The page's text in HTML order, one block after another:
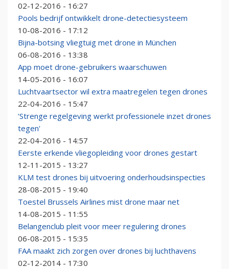
02-12-2016 - 16:27
Pools bedrijf ontwikkelt drone-detectiesysteem
10-08-2016 - 17:12
Bijna-botsing vliegtuig met drone in München
06-08-2016 - 13:38
App moet drone-gebruikers waarschuwen
14-05-2016 - 16:07
Luchtvaartsector wil extra maatregelen tegen drones
22-04-2016 - 15:47
'Strenge regelgeving werkt professionele inzet drones
tegen'
22-04-2016 - 14:57
Eerste erkende vliegopleiding voor drones gestart
12-11-2015 - 13:27
KLM test drones bij uitvoering onderhoudsinspecties
28-08-2015 - 19:40
Toestel Brussels Airlines mist drone maar net
14-08-2015 - 11:55
Belangenclub pleit voor meer regulering drones
06-08-2015 - 15:35
FAA maakt zich zorgen over drones bij luchthavens
02-12-2014 - 17:30